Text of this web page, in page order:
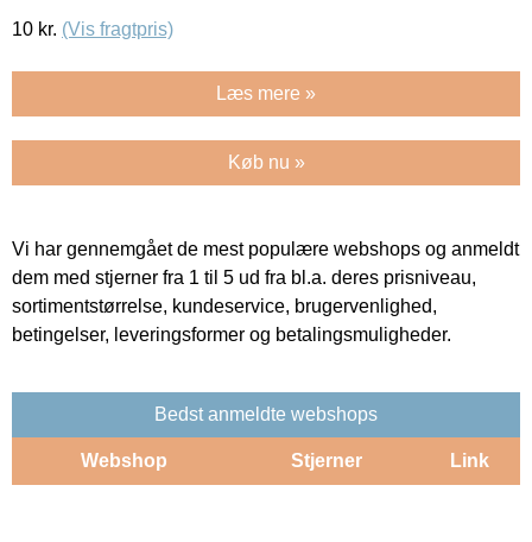
10 kr. (Vis fragtpris)
Læs mere »
Køb nu »
Vi har gennemgået de mest populære webshops og anmeldt
dem med stjerner fra 1 til 5 ud fra bl.a. deres prisniveau,
sortimentstørrelse, kundeservice, brugervenlighed,
betingelser, leveringsformer og betalingsmuligheder.
Bedst anmeldte webshops
Webshop Stjerner Link